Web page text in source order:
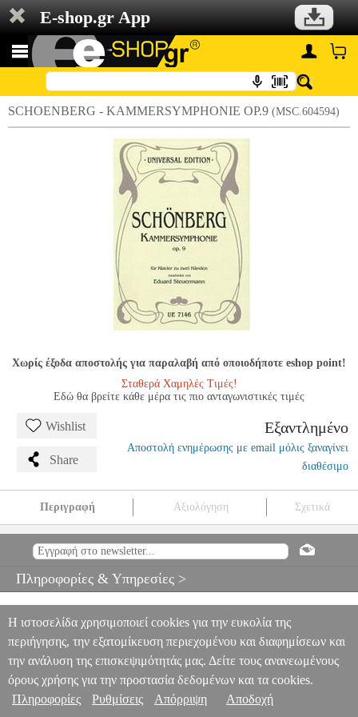
E-shop.gr App
SCHOENBERG - KAMMERSYMPHONIE OP.9 (MSC.604594)
Χωρίς έξοδα αποστολής για παραλαβή από οποιοδήποτε eshop point!
Σταθερά Χαμηλές Τιμές!
Εδώ θα βρείτε κάθε μέρα τις πιο ανταγωνιστικές τιμές
Wishlist
Share
Εξαντλημένο
Αποστολή ενημέρωσης με email μόλις ξαναγίνει
διαθέσιμο
Περιγραφή Αξιολόγηση Σχετικά
MSC.604594 UNIVERSAL EDITIONS
UNIVERSAL EDITIONS
KAMMERSYMPHONIE OP.9
Πληροφορίες & Υπηρεσίες >
Η ιστοσελίδα χρησιμοποιεί cookies για την ευκολία της
περιήγησης, την εξατομίκευση περιεχομένου και διαφημίσεων και
την ανάλυση της επισκεψιμότητάς μας. Δείτε τους ανανεωμένους
όρους χρήσης για την προστασία δεδομένων και τα cookies.
Πληροφορίες
Ρυθμίσεις Απόρριψη Αποδοχή